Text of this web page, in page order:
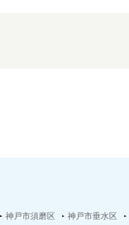
神戸市須磨区 神戸市垂水区